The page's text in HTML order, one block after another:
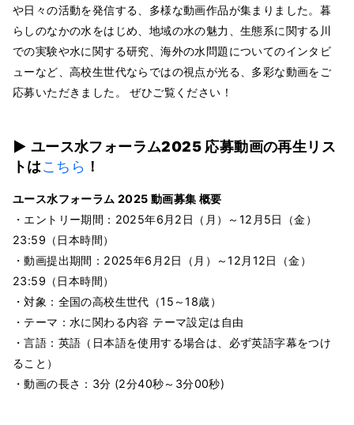
や日々の活動を発信する、多様な動画作品が集まりました。暮
らしのなかの水をはじめ、地域の水の魅力、生態系に関する川
での実験や水に関する研究、海外の水問題についてのインタビ
ューなど、高校生世代ならではの視点が光る、多彩な動画をご
応募いただきました。 ぜひご覧ください！
▶ ユース水フォーラム2025 応募動画の再生リス
トはこちら ！
ユース水フォーラム 2025 動画募集 概要
・エントリー期間：2025年6月2日（月）～12月5日（金）
23:59（日本時間）
・動画提出期間：2025年6月2日（月）～12月12日（金）
23:59（日本時間）
・対象：全国の高校生世代（15～18歳）
・テーマ：水に関わる内容 テーマ設定は自由
・言語：英語（日本語を使用する場合は、必ず英語字幕をつけ
ること）
・動画の長さ：3分 (2分40秒～3分00秒)